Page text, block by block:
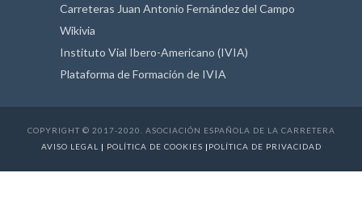
Carreteras Juan Antonio Fernández del Campo
Wikivia
Instituto Vial Ibero-Americano (IVIA)
Plataforma de Formación de IVIA
COPYRIGHT © 2017-2020. ASOCIACIÓN ESPAÑOLA DE LA CARRETERA
AVISO LEGAL
| POLÍTICA DE COOKIES | POLÍTICA DE PRIVACIDAD